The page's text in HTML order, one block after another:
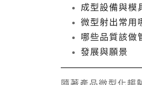
成型設備與模
微型射出常用
哪些品質該做
發展與願景